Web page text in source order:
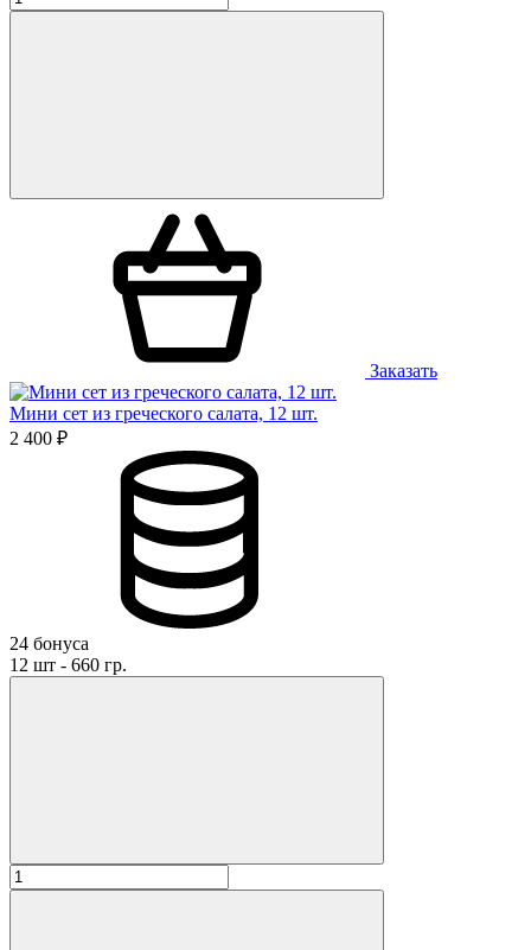
Заказать
Мини сет из греческого салата, 12 шт.
2 400 ₽
24 бонуса
12 шт - 660 гр.